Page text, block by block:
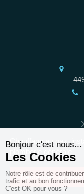
Chauffage au gaz,
plomberie générale
Demander un devis